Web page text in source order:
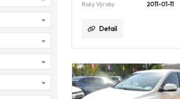
Roky Výroby
2011-01-11
Detail